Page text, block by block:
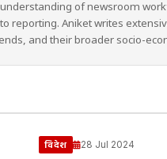
of newsroom
reporting. Aniket writes
and their broader socio-
विदेश 28 Jul 2024